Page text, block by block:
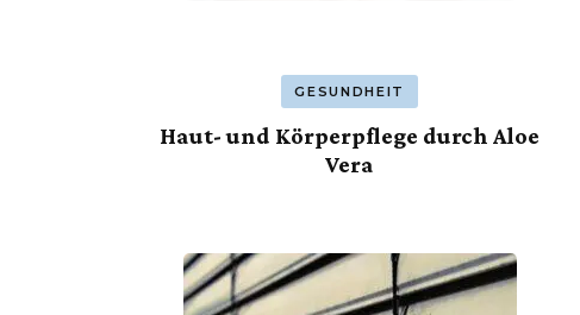
GESUNDHEIT
Haut- und Körperpflege durch Aloe
Vera